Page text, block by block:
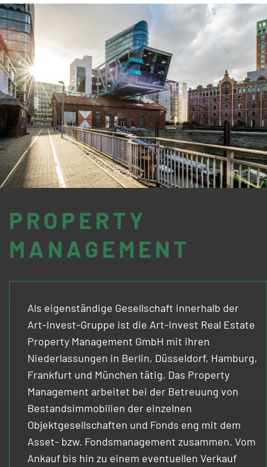
PROPERTY
MANAGEMENT
Als eigenständige Gesellschaft innerhalb der
Art-Invest-Gruppe ist die Art-Invest Real Estate
Property Management GmbH mit ihren
Niederlassungen in Berlin, Düsseldorf, Hamburg,
Frankfurt und München tätig. Das Property
Management arbeitet bei der Betreuung von
Bestandsimmobilien der einzelnen
Objektgesellschaften und Fonds eng mit dem
Asset- bzw. Fondsmanagement zusammen. Vom
Ankauf bis hin zu einem eventuellen Verkauf